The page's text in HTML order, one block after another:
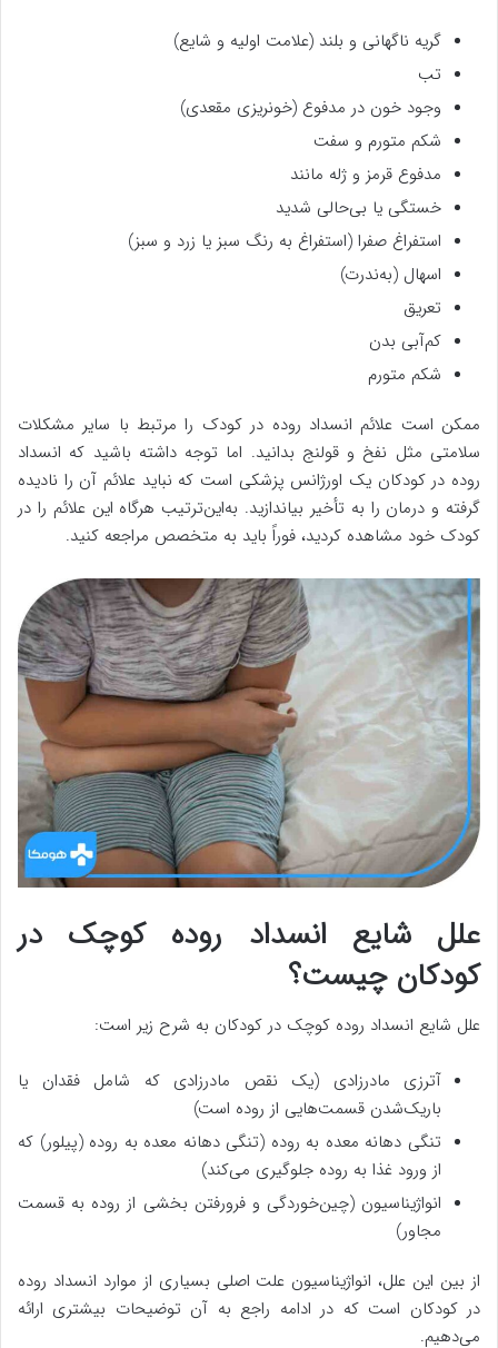
گریه ناگهانی و بلند (علامت اولیه و شایع)
تب
وجود خون در مدفوع (خونریزی مقعدی)
شکم متورم و سفت
مدفوع قرمز و ژله مانند
خستگی یا بی‌حالی شدید
استفراغ صفرا (استفراغ به رنگ سبز یا زرد و سبز)
اسهال (به‌ندرت)
تعریق
کم‌آبی بدن
شکم متورم
ممکن است علائم انسداد روده در کودک را مرتبط با سایر مشکلات
سلامتی مثل نفخ و قولنج بدانید. اما توجه داشته باشید که انسداد
روده در کودکان یک اورژانس پزشکی است که نباید علائم آن را نادیده
گرفته و درمان را به تأخیر بیاندازید. به‌این‌ترتیب هرگاه این علائم را در
کودک خود مشاهده کردید، فوراً باید به متخصص مراجعه کنید.
علل شایع انسداد روده کوچک در
کودکان چیست؟
علل شایع انسداد روده کوچک در کودکان به شرح زیر است:
آترزی مادرزادی (یک نقص مادرزادی که شامل فقدان یا
باریک‌شدن قسمت‌هایی از روده است)
تنگی دهانه معده به روده (تنگی دهانه معده به روده (پیلور) که
از ورود غذا به روده جلوگیری می‌کند)
انواژیناسیون (چین‌خوردگی و فرورفتن بخشی از روده به قسمت
مجاور)
از بین این علل، انواژیناسیون علت اصلی بسیاری از موارد انسداد روده
در کودکان است که در ادامه راجع به آن توضیحات بیشتری ارائه
می‌دهیم.